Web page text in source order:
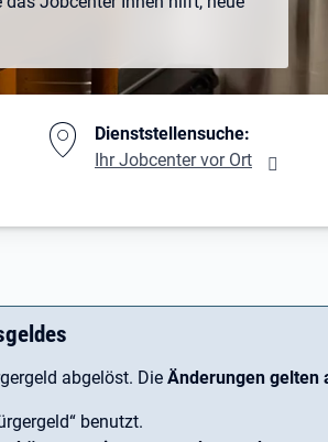
Dienststellensuche:
Ihr Jobcenter vor Ort
abgelöst. Die Änderungen gelten
benutzt.